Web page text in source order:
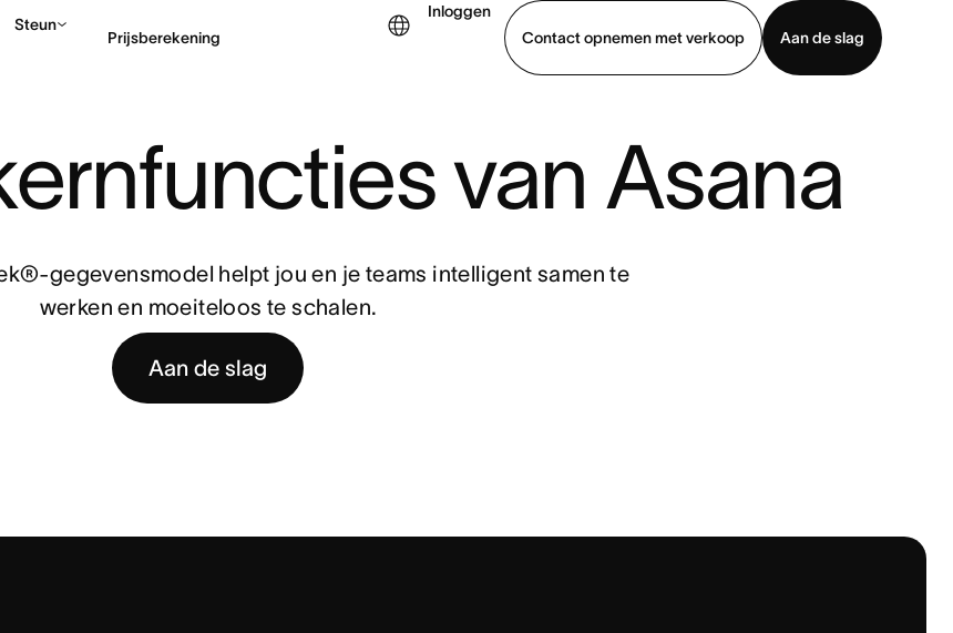
Steun
Prijsberekening
Inloggen
Contact opnemen met verkoop
Aan de slag
van Asana
gegevensmodel helpt jou en je teams intelligent samen te
werken en moeiteloos te schalen.
Aan de slag